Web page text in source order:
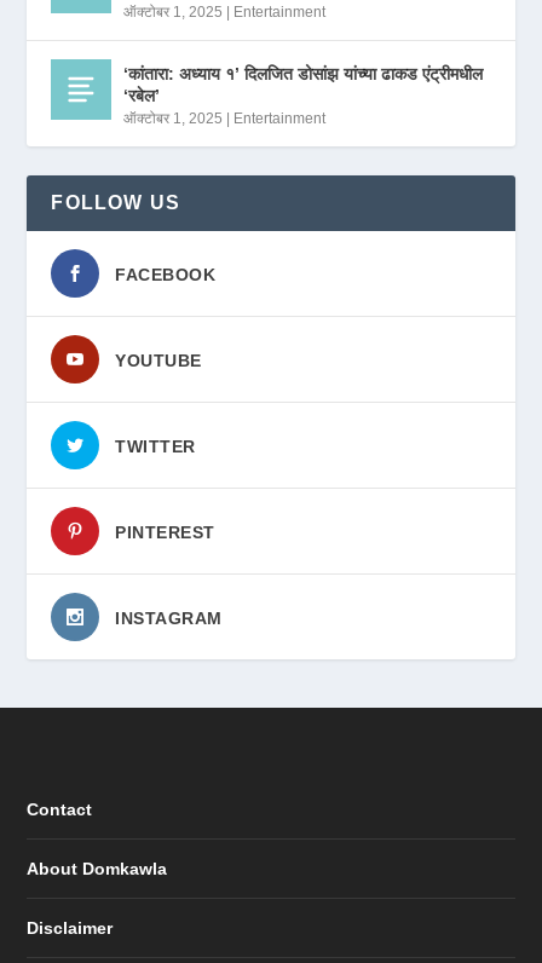
ऑक्टोबर 1, 2025 | Entertainment
‘कांतारा: अध्याय १’ दिलजित डोसांझ यांच्या ढाकड एंट्रीमधील
‘रबेल’
ऑक्टोबर 1, 2025 | Entertainment
FOLLOW US
FACEBOOK
YOUTUBE
TWITTER
PINTEREST
INSTAGRAM
Contact
About Domkawla
Disclaimer